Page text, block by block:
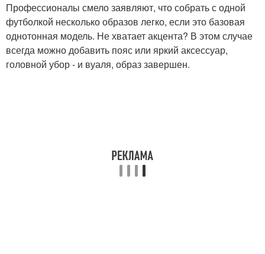
Профессионалы смело заявляют, что собрать с одной
футболкой несколько образов легко, если это базовая
однотонная модель. Не хватает акцента? В этом случае
всегда можно добавить пояс или яркий аксессуар,
головной убор - и вуаля, образ завершен.